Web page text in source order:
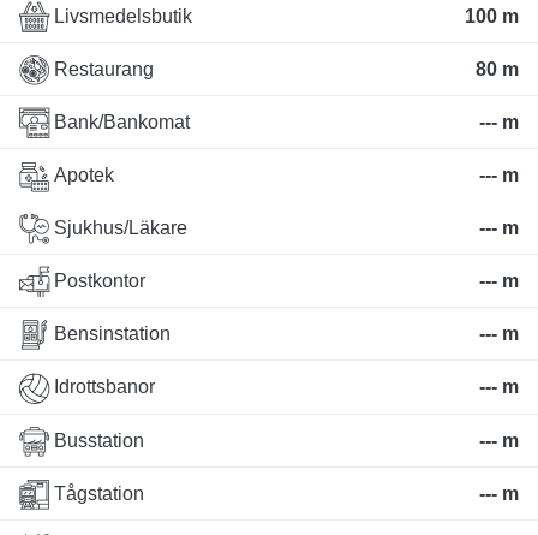
Livsmedelsbutik 100 m
Restaurang 80 m
Bank/Bankomat --- m
Apotek --- m
Sjukhus/Läkare --- m
Postkontor --- m
Bensinstation --- m
Idrottsbanor --- m
Busstation --- m
Tågstation --- m